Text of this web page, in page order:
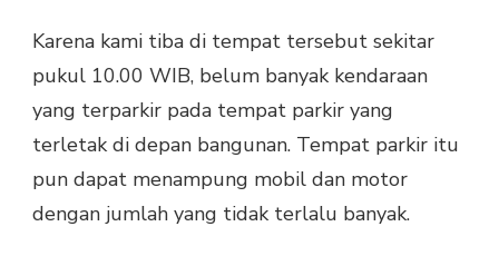
Karena kami tiba di tempat tersebut sekitar
pukul 10.00 WIB, belum banyak kendaraan
yang terparkir pada tempat parkir yang
terletak di depan bangunan. Tempat parkir itu
pun dapat menampung mobil dan motor
dengan jumlah yang tidak terlalu banyak.